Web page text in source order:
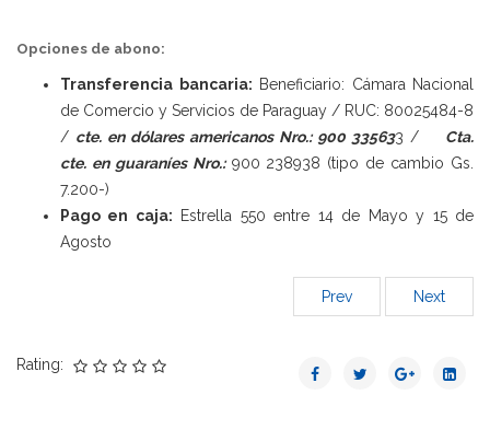
Opciones de abono:
Transferencia bancaria: Beneficiario: Cámara Nacional
de Comercio y Servicios de Paraguay / RUC: 80025484-8
/ cte. en dólares americanos Nro.: 900 335633 / Cta.
cte. en guaraníes Nro.:900 238938 (tipo de cambio Gs.
7.200-)
Pago en caja: Estrella 550 entre 14 de Mayo y 15 de
Agosto
Prev Next
Rating: